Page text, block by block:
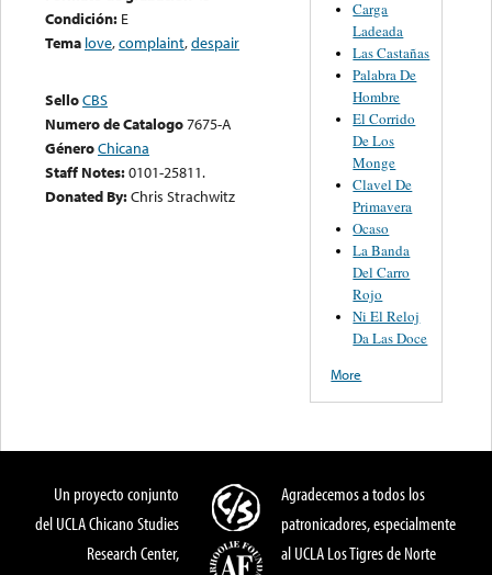
Condición: E
Tema love,complaint,despair
SelloCBS
Numero de Catalogo7675-A
GéneroChicana
Staff Notes:0101-25811.
Donated By:Chris Strachwitz
Carga
Ladeada
Las Castañas
Palabra De
Hombre
El Corrido
De Los
Monge
Clavel De
Primavera
Ocaso
La Banda
Del Carro
Rojo
Ni El Reloj
Da Las Doce
More
Un proyecto conjunto
del UCLA Chicano Studies
Research Center,
Agradecemos a todos los
patronicadores, especialmente
al UCLA Los Tigres de Norte